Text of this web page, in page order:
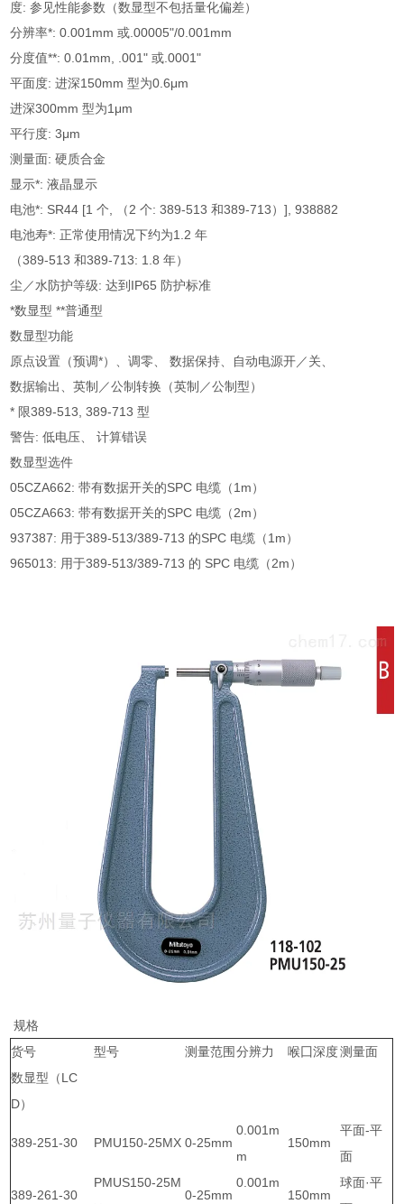
度: 参见性能参数（数显型不包括量化偏差）
分辨率*: 0.001mm 或.00005"/0.001mm
分度值**: 0.01mm, .001" 或.0001"
平面度: 进深150mm 型为0.6μm
进深300mm 型为1μm
平行度: 3μm
测量面: 硬质合金
显示*: 液晶显示
电池*: SR44 [1 个, （2 个: 389-513 和389-713）], 938882
电池寿*: 正常使用情况下约为1.2 年
（389-513 和389-713: 1.8 年）
尘／水防护等级: 达到IP65 防护标准
*数显型 **普通型
数显型功能
原点设置（预调*）、调零、 数据保持、自动电源开／关、
数据输出、英制／公制转换（英制／公制型）
* 限389-513, 389-713 型
警告: 低电压、 计算错误
数显型选件
05CZA662: 带有数据开关的SPC 电缆（1m）
05CZA663: 带有数据开关的SPC 电缆（2m）
937387: 用于389-513/389-713 的SPC 电缆（1m）
965013: 用于389-513/389-713 的 SPC 电缆（2m）
规格
货号
型号 测量范围 分辨力 喉囗深度测量面
数显型（LC
D）
389-251-30 PMU150-25MX 0-25mm
0.001m
m
150mm
平面-平
面
389-261-30
PMUS150-25M
0-25mm
0.001m
150mm
球面·平